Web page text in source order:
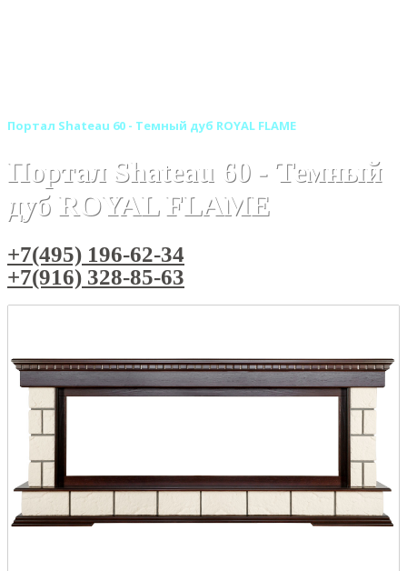
Портал Shateau 60 - Темный дуб ROYAL FLAME
Портал Shateau 60 - Темный
дуб ROYAL FLAME
+7(495) 196-62-34
+7(916) 328-85-63